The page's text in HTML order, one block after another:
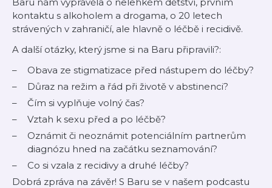
kontaktu s alkoholem a drogama, o 20 letech
strávených v zahraničí, ale hlavně o léčbě i recidivě.
A další otázky, který jsme si na Baru připravili?:
Obava ze stigmatizace před nástupem do léčby?
Důraz na režim a řád při životě v abstinenci?
Čím si vyplňuje volný čas?
Vztah k sexu před a po léčbě?
Oznámit či neoznámit potenciálním partnerům
diagnózu hned na začátku seznamování?
Co si vzala z recidivy a druhé léčby?
Dobrá zpráva na závěr! S Baru se v našem podcastu